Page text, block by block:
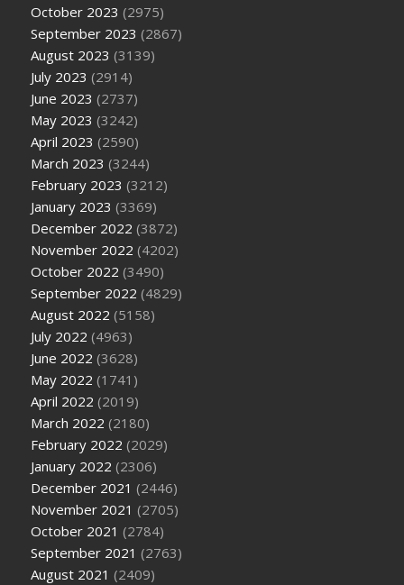
October 2023 (2975)
September 2023 (2867)
August 2023 (3139)
July 2023 (2914)
June 2023 (2737)
May 2023 (3242)
April 2023 (2590)
March 2023 (3244)
February 2023 (3212)
January 2023 (3369)
December 2022 (3872)
November 2022 (4202)
October 2022 (3490)
September 2022 (4829)
August 2022 (5158)
July 2022 (4963)
June 2022 (3628)
May 2022 (1741)
April 2022 (2019)
March 2022 (2180)
February 2022 (2029)
January 2022 (2306)
December 2021 (2446)
November 2021 (2705)
October 2021 (2784)
September 2021 (2763)
August 2021 (2409)